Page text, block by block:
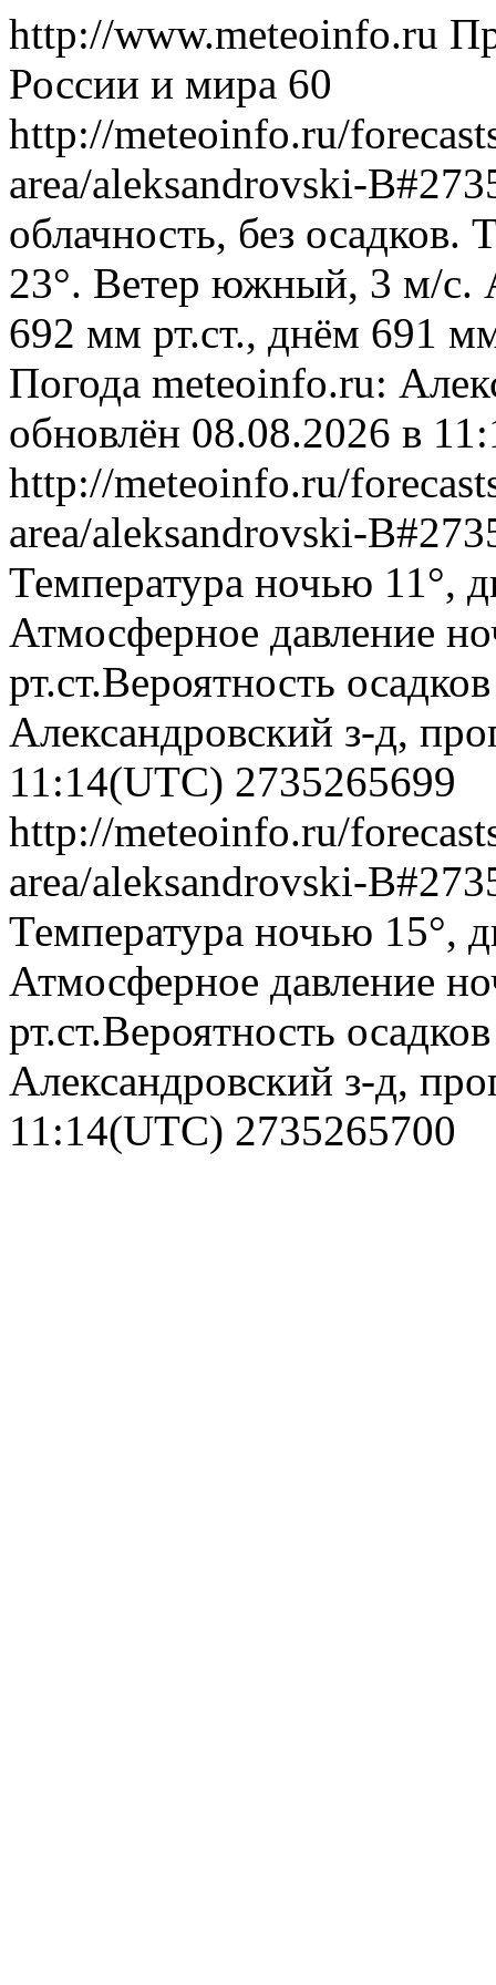
http://www.meteoinfo.ru
России и мира 60
http://meteoinfo.ru/
area/aleksandrovski-
облачность, без
23°. Ветер южный, 3 м/с.
692 мм рт.ст., днём 691
Погода meteoinfo.ru:
обновлён 08.08.2026 в
http://meteoinfo.ru/
area/aleksandrovski-
Температура ночью 11°,
Атмосферное давление
рт.ст.Вероятность
Александровский з-д,
11:14(UTC) 2735265699
http://meteoinfo.ru/
area/aleksandrovski-
Температура ночью 15°,
Атмосферное давление
рт.ст.Вероятность
Александровский з-д,
11:14(UTC) 2735265700